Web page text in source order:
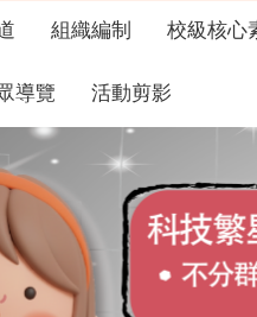
組織編制 校級核心
導覽 活動剪影